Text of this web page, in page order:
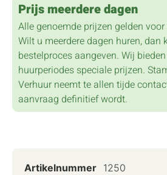
Prijs meerdere dagen
Alle genoemde prijzen gelden
Wilt u meerdere dagen huren,
bestelproces aangeven. Wij
huurperiodes speciale prijzen.
Verhuur neemt te allen tijde
aanvraag definitief wordt.
Artikelnummer 1250